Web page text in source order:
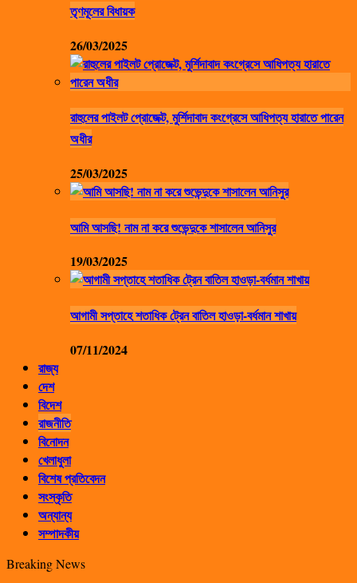
তৃণমূলের বিধায়ক
26/03/2025
রাহুলের পাইলট প্রোজেক্ট, মুর্শিদাবাদ কংগ্রেসে আধিপত্য হারাতে পারেন
অধীর
25/03/2025
আমি আসছি! নাম না করে শুভেন্দুকে শাসালেন আনিসুর
19/03/2025
আগামী সপ্তাহে শতাধিক ট্রেন বাতিল হাওড়া-বর্ধমান শাখায়
07/11/2024
রাজ্য
দেশ
বিদেশ
রাজনীতি
বিনোদন
খেলাধুলা
বিশেষ প্রতিবেদন
সংস্কৃতি
অন্যান্য
সম্পাদকীয়
Breaking News